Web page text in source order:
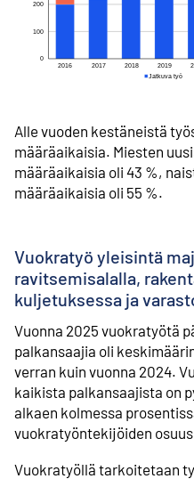
Alle vuoden kestäneistä
määräaikaisia. Miesten
määräaikaisia oli 43 %,
määräaikaisia oli 55 %.
Vuokratyö yleisintä
ravitsemisalalla,
kuljetuksessa ja
Vuonna 2025 vuokratyötä
palkansaajia oli
verran kuin vuonna 2024.
kaikista palkansaajista on
alkaen kolmessa
vuokratyöntekijöiden
Vuokratyöllä tarkoitetaan